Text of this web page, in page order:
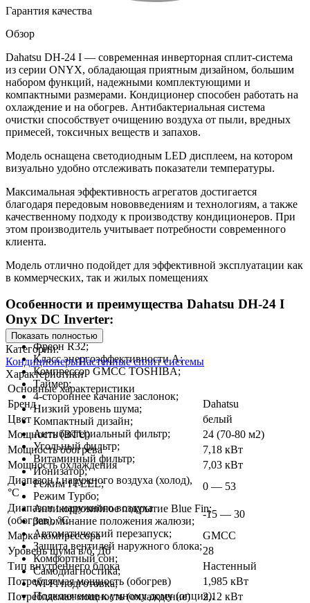
Гарантия качества
Обзор
Dahatsu DH-24 I — современная инверторная сплит-система
из серии ONYX, обладающая приятным дизайном, большим
набором функций, надежными комплектующими и
компактными размерами. Кондиционер способен работать на
охлаждение и на обогрев. Антибактериальная система
очистки способствует очищению воздуха от пыли, вредных
примесей, токсичных веществ и запахов.
Модель оснащена светодиодным LED дисплеем, на котором
визуально удобно отслеживать показатели температуры.
Максимальная эффективность агрегатов достигается
благодаря передовым нововведениям и технологиям, а также
качественному подходу к производству кондиционеров. При
этом производитель учитывает потребности современного
клиента.
Модель отлично подойдет для эффективной эксплуатации как
в коммерческих, так и жилых помещениях
Особенности и преимущества Dahatsu DH-24 I
Onyx DC Inverter:
Фреон R32;
Класс энергоэффективности А;
Компрессор GMCC TOSHIBA;
Таймер;
4-стороннее качание заслонок;
Низкий уровень шума;
Компактный дизайн;
Антибактериальный фильтр;
Угольный фильтр;
Витаминный фильтр;
Ионизатор;
Режим I FEEL;
Режим Турбо;
Антикоррозийное покрытие Blue Fin;
Запоминание положения жалюзи;
Автоматический перезапуск;
Защита вентилей наружного блока;
Комфортный сон;
Самодиагностика;
Wi-Fi подготовка;
Подключение к умному дому (опция).
Показать полностью
Категории:
КондиционерыНастенные сплит системы
Характеристики
Основные характеристики
Бренд
Dahatsu
Цвет
белый
Мощность (BTU)
24 (70-80 м2)
Мощность обогрева
7,18 кВт
Мощность охлаждения
7,03 кВт
Диапазон t наружного воздуха (холод),
°C
0 — 53
Диапазон t наружного воздуха
(обогрев), °C
-15 — 30
Марка компрессора
GMCC
Уровень шума в/б, Дб
28
Тип внутреннего блока
Настенный
Потребляемая мощность (обогрев)
1,985 кВт
Потребляемая мощность (охлаждение)
2,12 кВт